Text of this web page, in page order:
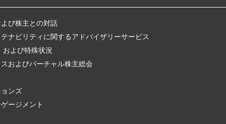
び株主との対話
ナビリティに関するアドバイザリーサービス
よび特殊状況
およびバーチャル株主総会
ンズ
ージメント